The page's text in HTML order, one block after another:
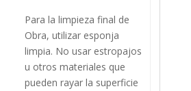
Para la limpieza final de
Obra, utilizar esponja
limpia. No usar estropajos
u otros materiales que
pueden rayar la superficie